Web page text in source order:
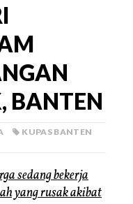
BANTEN
KUPAS BANTEN